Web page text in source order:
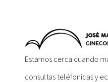
Estamos cerca cuando
consultas teléfonicas y